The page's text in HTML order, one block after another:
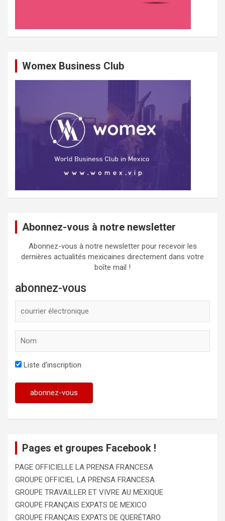
Womex Business Club
Abonnez-vous à notre newsletter
Abonnez-vous à notre newsletter pour recevoir les
dernières actualités mexicaines directement dans votre
boîte mail !
abonnez-vous
Liste d'inscription
Pages et groupes Facebook !
PAGE OFFICIELLE LA PRENSA FRANCESA
GROUPE OFFICIEL LA PRENSA FRANCESA
GROUPE TRAVAILLER ET VIVRE AU MEXIQUE
GROUPE FRANÇAIS EXPATS DE MEXICO
GROUPE FRANÇAIS EXPATS DE QUERÉTARO